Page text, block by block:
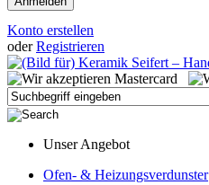
Konto erstellen
oder Registrieren
Unser Angebot
Ofen- & Heizungsverdunster